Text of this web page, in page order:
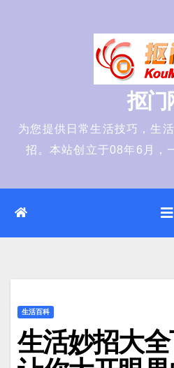
抠门
为您提供日常生活技巧，生
招。本站创立于08年6月，
生活百科
生活妙招大